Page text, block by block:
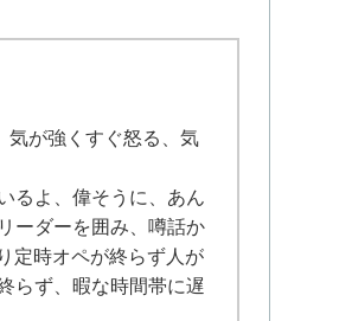
気が強くすぐ怒る、気
るよ、偉そうに、あん
ーダーを囲み、噂話か
定時オペが終らず人が
らず、暇な時間帯に遅